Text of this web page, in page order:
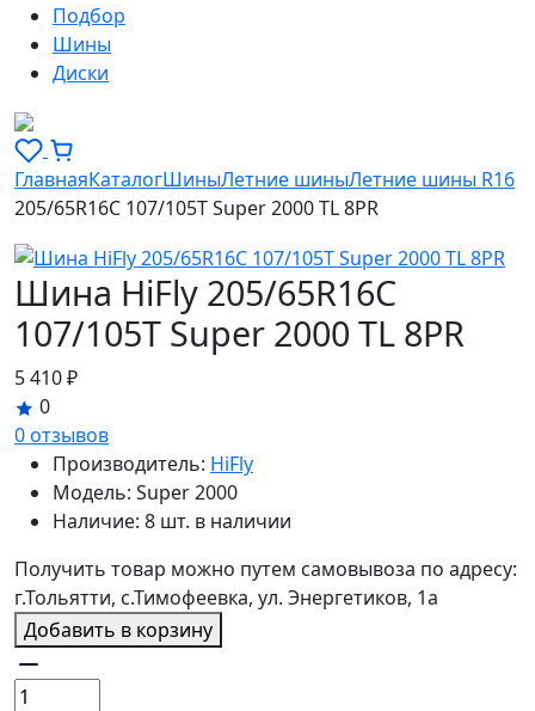
Подбор
Шины
Диски
ГлавнаяКаталогШиныЛетние шиныЛетние шины R16
205/65R16C 107/105T Super 2000 TL 8PR
Шина HiFly 205/65R16C
107/105T Super 2000 TL 8PR
5 410 ₽
0
0 отзывов
Производитель: HiFly
Модель: Super 2000
Наличие: 8 шт. в наличии
Получить товар можно путем самовывоза по адресу:
г.Тольятти, с.Тимофеевка, ул. Энергетиков, 1а
Добавить в корзину